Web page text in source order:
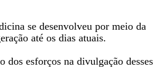
se desenvolveu por meio da
até os dias atuais.
esforços na divulgação desses